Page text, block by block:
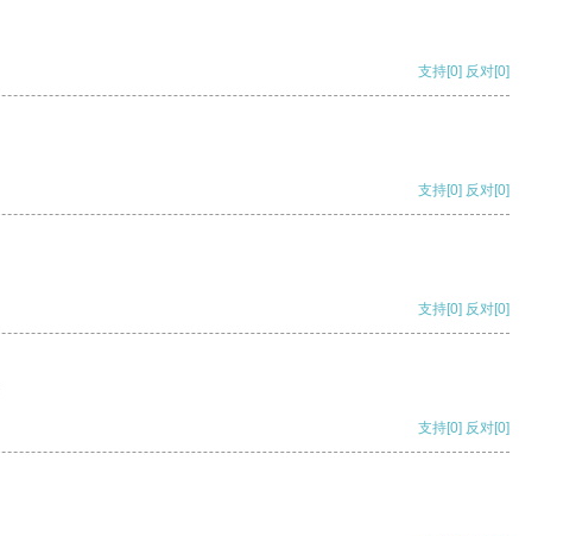
支持[0] 反对[0]
支持[0] 反对[0]
支持[0] 反对[0]
支持[0] 反对[0]